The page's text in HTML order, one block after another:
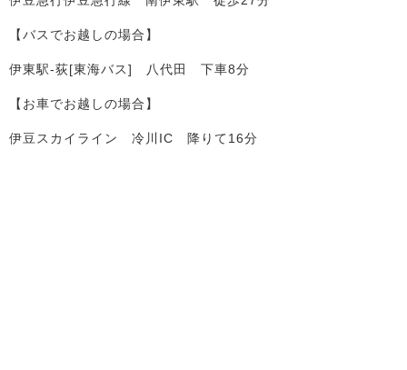
【バスでお越しの場合】
伊東駅-荻[東海バス] 八代田 下車8分
【お車でお越しの場合】
伊豆スカイライン 冷川IC 降りて16分